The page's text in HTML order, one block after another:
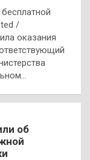
/
оказания
об